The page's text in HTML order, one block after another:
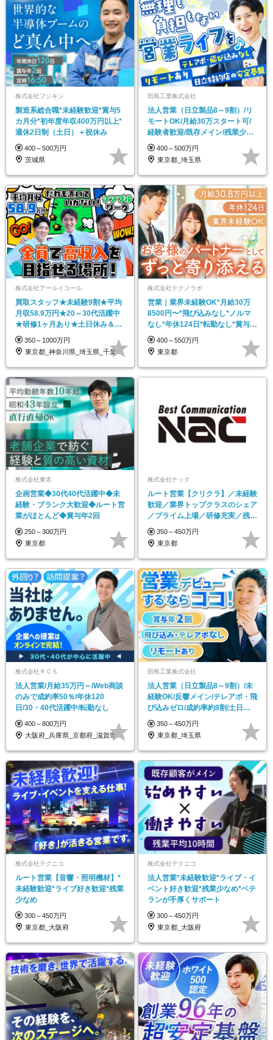
株式会社フジキン
製造系総合職*未経験歓迎*賞与5
カ月分*初年度年収400万円以上*
週休2日制（土日）＋祝休み
400～500万円
茨城県
田島工業株式会社
法人営業（日立製品8～9割）/リ
モートOK/月給30万スタート可/
経験者歓迎/既存メイン/残業少な
め
400～500万円
東京都_埼玉県
株式会社アールイコール
買取スタッフ★未経験9割★平均
月収58.9万円★20～30代活躍中
★研修1ヶ月あり★土日休み＆長
期休暇あり
350～1000万円
東京都_神奈川県_埼玉県_千葉県_大阪府…
株式会社テクノラボ
営業｜業界未経験OK*月給30万
8500円〜*飛び込みなし*ノルマ
なし*年休124日*転勤なし*賞与年
2回
400～550万円
東京都
株式会社東名
企画営業◆30代40代活躍中◆未
経験・ブランク大歓迎◆ルート営
業がほとんど◆賞与年2回
250～300万円
東京都
株式会社ナック
ルート営業【クリクラ】／未経験
歓迎／業界トップクラスのシェア
／プライム上場／研修充実／残業
20H
350～450万円
東京都
株式会社ＲＣＳ
法人営業/月給35万円～/Web商談
のみで成約率50％/年休120
日/30・40代活躍中/転勤なし
400～800万円
大阪府_兵庫県_京都府_滋賀県_奈良県_…
田島工業株式会社
法人営業（日立製品8～9割）/未
経験OK/反響メイン/テレアポ・飛
び込みゼロ/成約率約8割/土日祝
休み
350～450万円
東京都_埼玉県
株式会社テクニコ
ルート営業【音響・照明機材】*
未経験歓迎*ライブ好き歓迎*残業
少なめ
300～450万円
東京都_大阪府
株式会社テクニコ
法人営業*未経験歓迎*ライブ・イ
ベント好き歓迎*残業少なめ*ベテ
ランが手厚くサポート
300～450万円
東京都_大阪府